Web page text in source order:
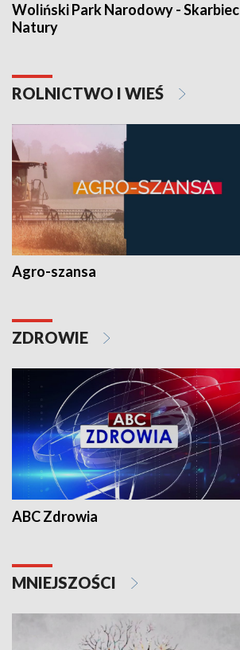
Woliński Park Narodowy - Skarbiec
Natury
ROLNICTWO I WIEŚ
Agro-szansa
ZDROWIE
ABC Zdrowia
MNIEJSZOŚCI